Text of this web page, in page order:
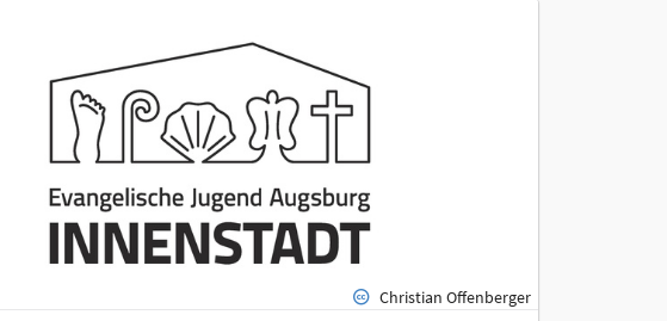
Christian Offenberger